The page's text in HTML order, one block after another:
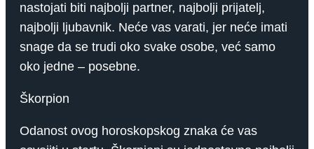
nastojati biti najbolji partner, najbolji prijatelj,
najbolji ljubavnik. Neće vas varati, jer neće imati
snage da se trudi oko svake osobe, već samo
oko jedne – posebne.
Škorpion
Odanost ovog horoskopskog znaka će vas